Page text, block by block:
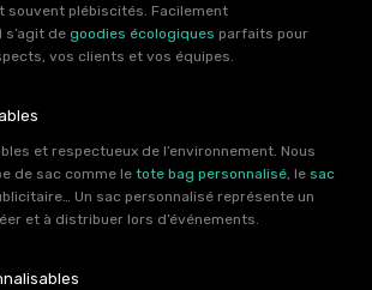
souvent plébiscités. Facilement
s’agit de goodies écologiques parfaits pour
vos clients et vos équipes.
et respectueux de l’environnement. Nous
de sac comme le tote bag personnalisé, le sac
Un sac personnalisé représente un
et à distribuer lors d’événements.